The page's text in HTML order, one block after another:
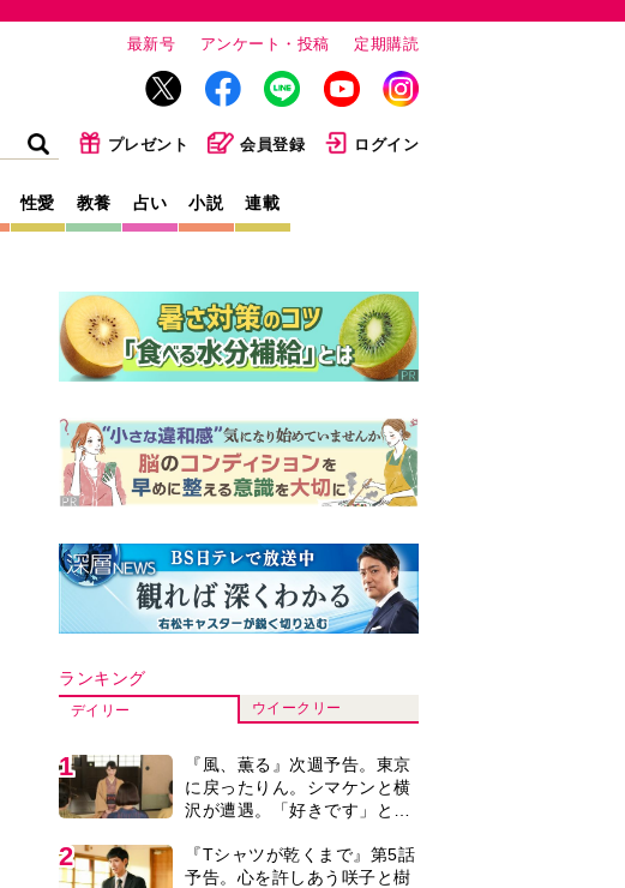
最新号 アンケート・投稿 定期購読
プレゼント 会員登録 ログイン
性愛 教養 占い 小説 連載
ランキング
デイリー ウイークリー
1
『風、薫る』次週予告。東京
に戻ったりん。シマケンと横
沢が遭遇。「好きです」と告
2
『Tシャツが乾くまで』第5話
予告。心を許しあう咲子と樹